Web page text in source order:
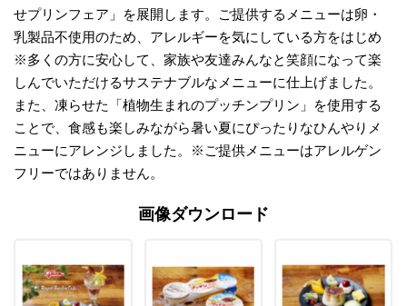
せプリンフェア」を展開します。ご提供するメニューは卵・
乳製品不使用のため、アレルギーを気にしている方をはじめ
※多くの方に安心して、家族や友達みんなと笑顔になって楽
しんでいただけるサステナブルなメニューに仕上げました。
また、凍らせた「植物生まれのプッチンプリン」を使用する
ことで、食感も楽しみながら暑い夏にぴったりなひんやりメ
ニューにアレンジしました。※ご提供メニューはアレルゲン
フリーではありません。
画像ダウンロード